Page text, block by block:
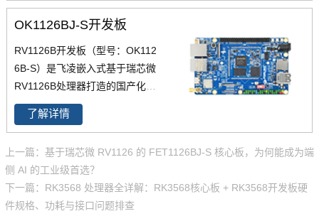
x-A53架构，提供高达3TOPS@I
NT8的AI算力，是智慧工业、智
OK1126BJ-S开发板
RV1126B开发板（型号：OK112
6B-S）是飞凌嵌入式基于瑞芯微
RV1126B处理器打造的国产化边
缘AI计算平台。集成4核A53 CP
U与3TOPS@INT8独立NPU，支
与RKNN工具链，兼容TensorFlo
w/PyTorch主流框架。核心板采
用邮票孔+LGA设计，支持-40℃
~+85℃工业级宽温，配备MIPI-D
了解详情
上一篇：基于瑞芯微 RV1126 的 FET1126BJ-S 核心板，为何能成为端
侧 AI 的工业级首选？
下一篇：RK3568 处理器全详解：RK3568核心板 + RK3568开发板硬
件规格、功耗与接口问题排查